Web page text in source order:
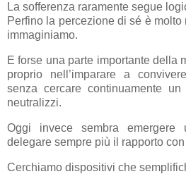
La sofferenza raramente segue
Perfino la percezione di sé è
immaginiamo.
E forse una parte importante della
proprio nell’imparare a
senza cercare continuamente
neutralizzi.
Oggi invece sembra emergere
delegare sempre più il rapporto
Cerchiamo dispositivi che